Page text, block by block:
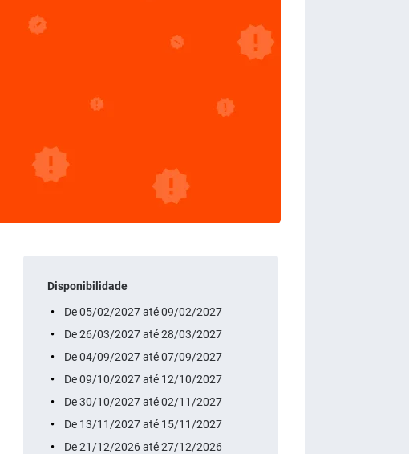
Disponibilidade
De 05/02/2027 até 09/02/2027
De 26/03/2027 até 28/03/2027
De 04/09/2027 até 07/09/2027
De 09/10/2027 até 12/10/2027
De 30/10/2027 até 02/11/2027
De 13/11/2027 até 15/11/2027
De 21/12/2026 até 27/12/2026